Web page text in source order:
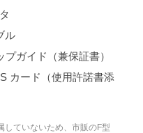
ル
プガイド（兼保証書）
カード（使用許諾書添
していないため、市販のF型